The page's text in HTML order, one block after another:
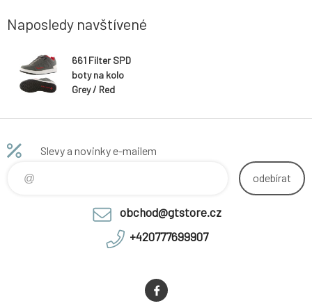
Naposledy navštívené
661 Filter SPD
boty na kolo
Grey / Red
Slevy a novinky e-mailem
odebírat
obchod@gtstore.cz
+420777699907